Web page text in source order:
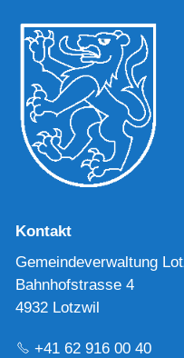
Kontakt
Gemeindeverwaltung
Bahnhofstrasse 4
4932 Lotzwil
+41 62 916 00 40